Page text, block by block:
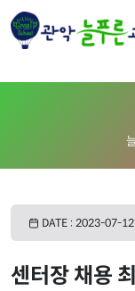
DATE : 2023-07-
센터장 채용